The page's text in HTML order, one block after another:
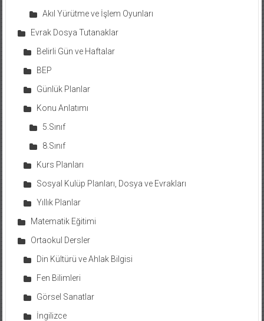
Akıl Yürütme ve İşlem Oyunları
Evrak Dosya Tutanaklar
Belirli Gün ve Haftalar
BEP
Günlük Planlar
Konu Anlatımı
5.Sınıf
8.Sınıf
Kurs Planları
Sosyal Kulüp Planları, Dosya ve Evrakları
Yıllık Planlar
Matematik Eğitimi
Ortaokul Dersler
Din Kültürü ve Ahlak Bilgisi
Fen Bilimleri
Görsel Sanatlar
İngilizce